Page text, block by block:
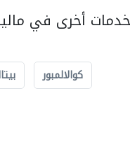
أخرى في
كوالالمبور